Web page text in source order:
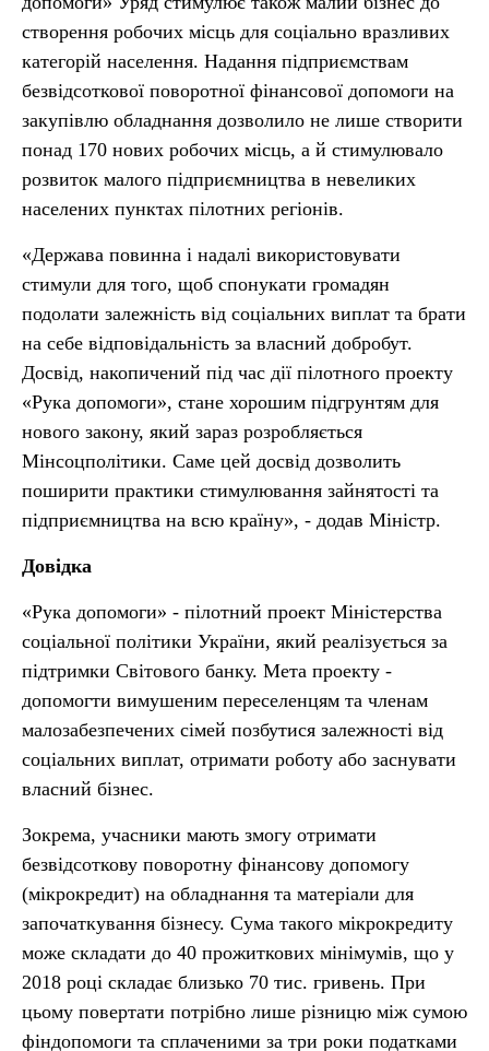
створення робочих місць для соціально вразливих
категорій населення. Надання підприємствам
безвідсоткової поворотної фінансової допомоги на
закупівлю обладнання дозволило не лише створити
понад 170 нових робочих місць, а й стимулювало
розвиток малого підприємництва в невеликих
населених пунктах пілотних регіонів.
«Держава повинна і надалі використовувати
стимули для того, щоб спонукати громадян
подолати залежність від соціальних виплат та брати
на себе відповідальність за власний добробут.
Досвід, накопичений під час дії пілотного проекту
«Рука допомоги», стане хорошим підгрунтям для
нового закону, який зараз розробляється
Мінсоцполітики. Саме цей досвід дозволить
поширити практики стимулювання зайнятості та
підприємництва на всю країну», - додав Міністр.
Довідка
«Рука допомоги» - пілотний проект Міністерства
соціальної політики України, який реалізується за
підтримки Світового банку. Мета проекту -
допомогти вимушеним переселенцям та членам
малозабезпечених сімей позбутися залежності від
соціальних виплат, отримати роботу або заснувати
власний бізнес.
Зокрема, учасники мають змогу отримати
безвідсоткову поворотну фінансову допомогу
(мікрокредит) на обладнання та матеріали для
започаткування бізнесу. Сума такого мікрокредиту
може складати до 40 прожиткових мінімумів, що у
2018 році складає близько 70 тис. гривень. При
цьому повертати потрібно лише різницю між сумою
фіндопомоги та сплаченими за три роки податками